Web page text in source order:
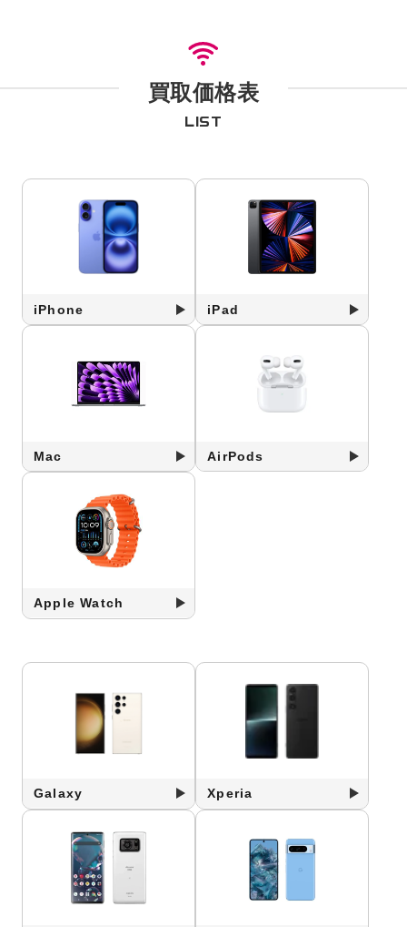
買取価格表
LIST
iPhone iPad
Mac AirPods
Apple Watch
Galaxy Xperia